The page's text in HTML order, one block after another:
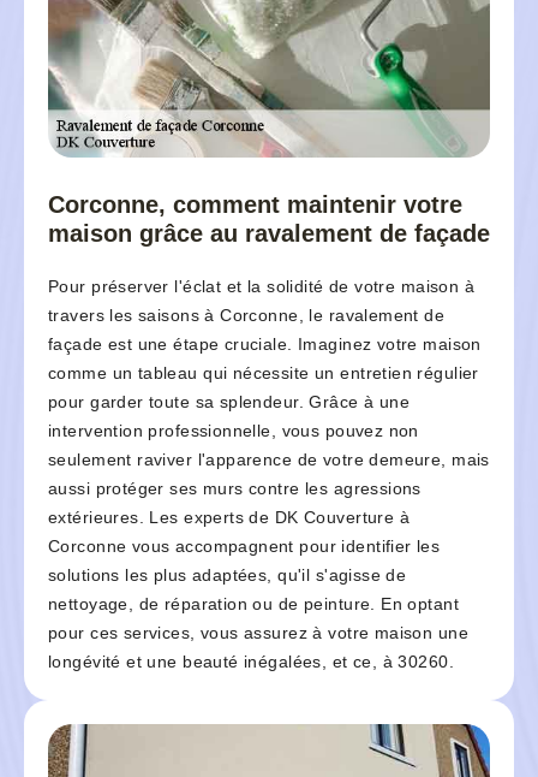
Corconne, comment maintenir votre
maison grâce au ravalement de façade
Pour préserver l'éclat et la solidité de votre maison à
travers les saisons à Corconne, le ravalement de
façade est une étape cruciale. Imaginez votre maison
comme un tableau qui nécessite un entretien régulier
pour garder toute sa splendeur. Grâce à une
intervention professionnelle, vous pouvez non
seulement raviver l'apparence de votre demeure, mais
aussi protéger ses murs contre les agressions
extérieures. Les experts de DK Couverture à
Corconne vous accompagnent pour identifier les
solutions les plus adaptées, qu'il s'agisse de
nettoyage, de réparation ou de peinture. En optant
pour ces services, vous assurez à votre maison une
longévité et une beauté inégalées, et ce, à 30260.